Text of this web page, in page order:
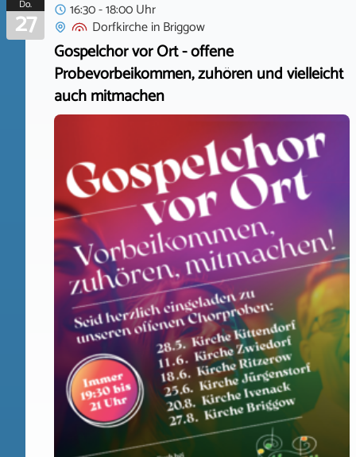
Do.
27
16:30 - 18:00 Uhr
DorfkircheinBriggow
Gospelchor vor Ort - offene
Probevorbeikommen, zuhören und vielleicht
auch mitmachen